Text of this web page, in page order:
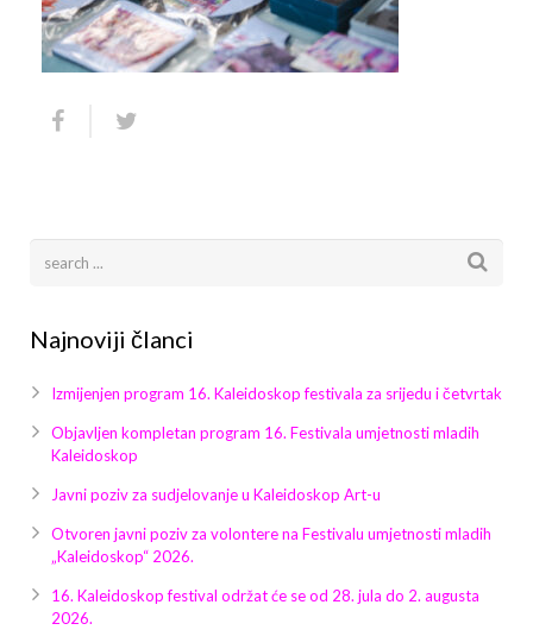
Video 2011
Video 2015
Video 2018
Galerija 2010
Galerija 2014
Galerija 2017
Galerija 2018
Galerija 2019
Galerija 2022
Arhiva
Najnoviji članci
Izmijenjen program 16. Kaleidoskop festivala za srijedu i četvrtak
Objavljen kompletan program 16. Festivala umjetnosti mladih
Kaleidoskop
Javni poziv za sudjelovanje u Kaleidoskop Art-u
Otvoren javni poziv za volontere na Festivalu umjetnosti mladih
„Kaleidoskop“ 2026.
16. Kaleidoskop festival održat će se od 28. jula do 2. augusta
2026.